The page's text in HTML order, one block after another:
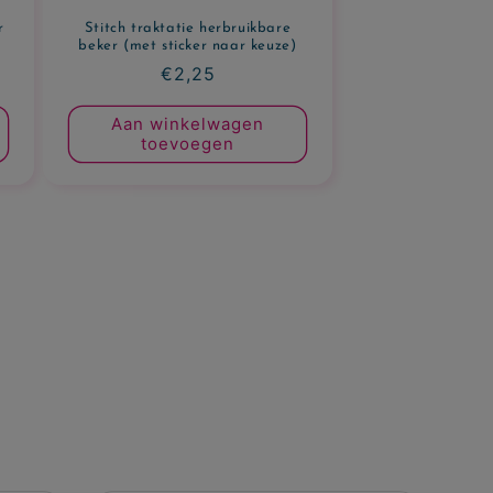
Stitch traktatie herbruikbare
beker (met sticker naar keuze)
Normale
prijs
€2,25
Aan winkelwagen
toevoegen